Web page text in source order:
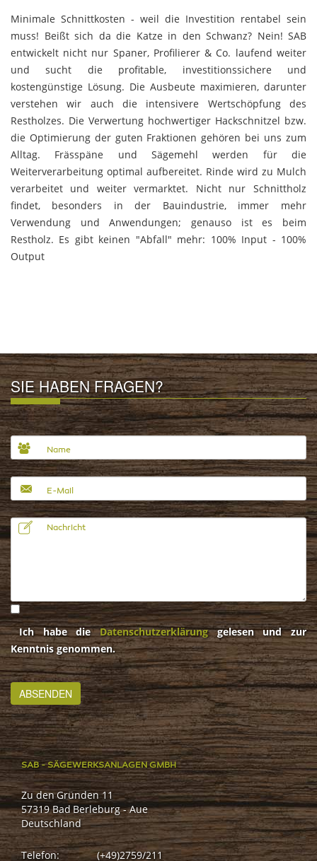
Minimale Schnittkosten - weil die Investition rentabel sein
muss! Beißt sich da die Katze in den Schwanz? Nein! SAB
entwickelt nicht nur Spaner, Profilierer & Co. laufend weiter
und sucht die profitable, investitionssichere und
kostengünstige Lösung. Die Ausbeute maximieren, darunter
verstehen wir auch die intensivere Wertschöpfung des
Restholzes. Die Verwertung hochwertiger Hackschnitzel bzw.
die Optimierung der guten Fraktionen gehören bei uns zum
Alltag. Frässpäne und Sägemehl werden für die
Weiterverarbeitung optimal aufbereitet. Rinde wird zu Mulch
verarbeitet und weiter vermarktet. Nicht nur Schnittholz
findet, besonders in der Bauindustrie, immer mehr
Verwendung und Anwendungen; genauso ist es beim
Restholz. Es gibt keinen "Abfall" mehr: 100% Input - 100%
Output
SIE HABEN FRAGEN?
Ich habe dieDatenschutzerklärunggelesen und zur
Kenntnis genommen.
SAB - SÄGEWERKSANLAGEN GMBH
Zu den Gründen 11
57319 Bad Berleburg - Aue
Deutschland
Telefon: (+49)2759/211